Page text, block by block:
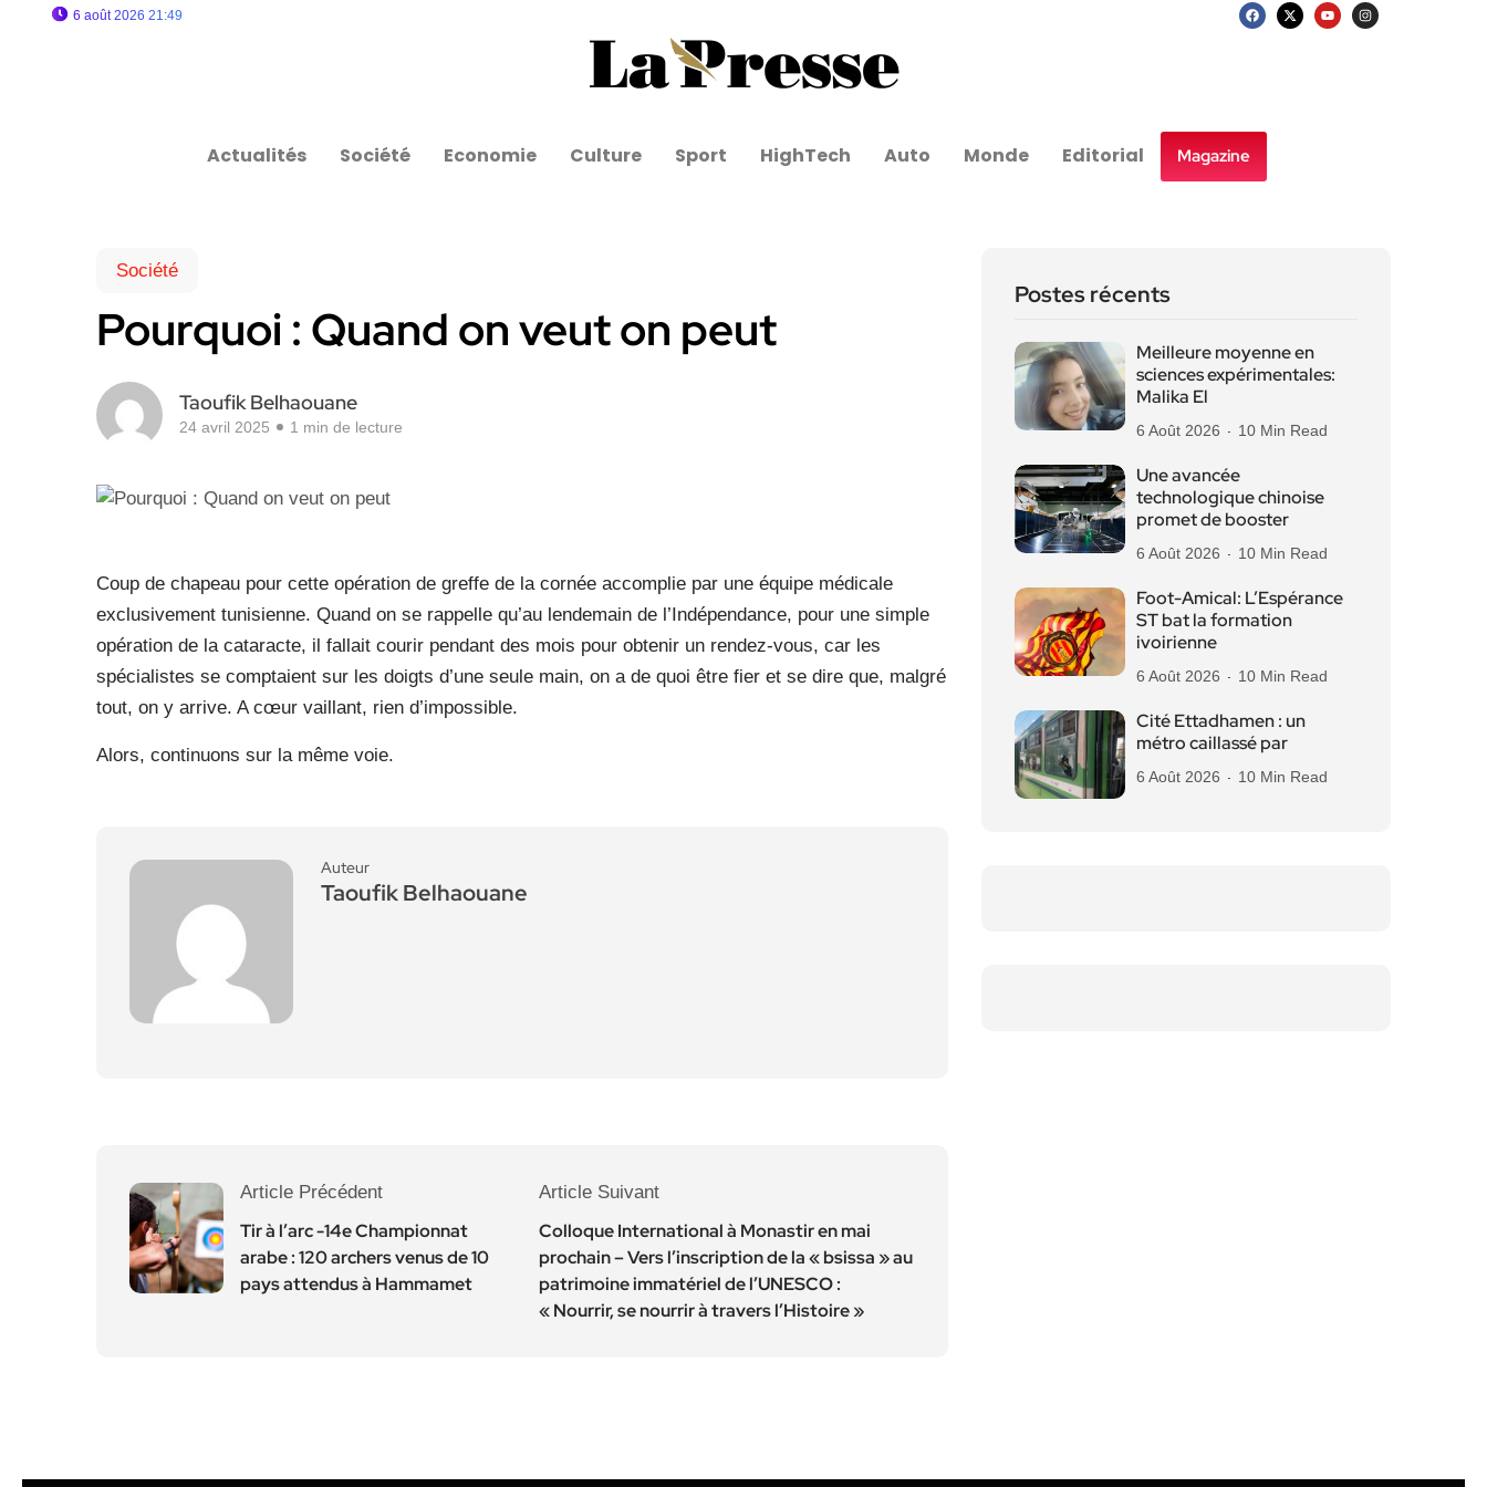
6 août 2026 21:49
Actualités Société Economie Culture Sport HighTech Auto Monde Editorial Magazine
Société
Pourquoi : Quand on veut on peut
Taoufik Belhaouane
24 avril 2025 1 min de lecture
Coup de chapeau pour cette opération de greffe de la cornée accomplie par une équipe médicale
exclusivement tunisienne. Quand on se rappelle qu’au lendemain de l’Indépendance, pour une simple
opération de la cataracte, il fallait courir pendant des mois pour obtenir un rendez-vous, car les
spécialistes se comptaient sur les doigts d’une seule main, on a de quoi être fier et se dire que, malgré
tout, on y arrive. A cœur vaillant, rien d’impossible.
Alors, continuons sur la même voie.
Auteur
Taoufik Belhaouane
Article Précédent
Tir à l’arc -14e Championnat
arabe : 120 archers venus de 10
pays attendus à Hammamet
Article Suivant
Colloque International à Monastir en mai
prochain – Vers l’inscription de la « bsissa » au
patrimoine immatériel de l’UNESCO :
« Nourrir, se nourrir à travers l’Histoire »
Postes récents
Meilleure moyenne en
sciences expérimentales:
Malika El
6 Août 2026 10 Min Read
Une avancée
technologique chinoise
promet de booster
6 Août 2026 10 Min Read
Foot-Amical: L’Espérance
ST bat la formation
ivoirienne
6 Août 2026 10 Min Read
Cité Ettadhamen : un
métro caillassé par
6 Août 2026 10 Min Read